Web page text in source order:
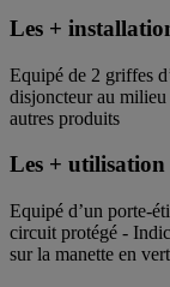
Les +
Equipé de 2 griffes
disjoncteur au milieu
autres produits
Les + utilisation
Equipé d’un porte-
circuit protégé -
sur la manette en